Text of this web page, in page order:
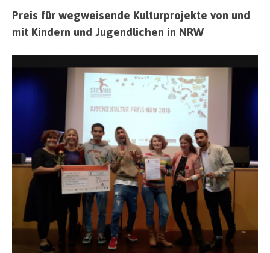
Preis für wegweisende Kulturprojekte von und
mit Kindern und Jugendlichen in NRW